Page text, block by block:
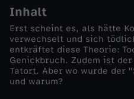
r
S
t
Inhalt
Erst scheint es, als hätte
verwechselt und sich
entkräftet diese Theorie:
Genickbruch. Zudem ist
Tatort. Aber wo wurde der
und warum?